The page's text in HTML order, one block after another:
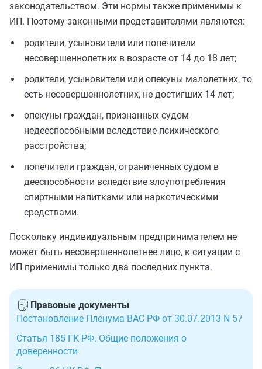
законодательством. Эти нормы также применимы к
ИП. Поэтому законными представителями являются:
родители, усыновители или попечители
несовершеннолетних в возрасте от 14 до 18 лет;
родители, усыновители или опекуны малолетних, то
есть несовершеннолетних, не достигших 14 лет;
опекуны граждан, признанных судом
недееспособными вследствие психического
расстройства;
попечители граждан, ограниченных судом в
дееспособности вследствие злоупотребления
спиртными напитками или наркотическими
средствами.
Поскольку индивидуальным предпринимателем не
может быть несовершеннолетнее лицо, к ситуации с
ИП применимы только два последних пункта.
Правовые документы
Постановление Пленума ВАС РФ от 30.07.2013 N 57
Статья 185 ГК РФ. Общие положения о
доверенности